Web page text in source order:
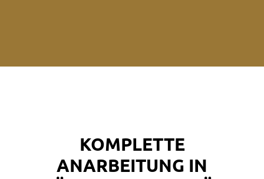
KOMPLETTE
ANARBEITUNG IN